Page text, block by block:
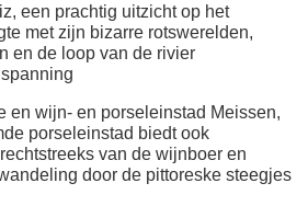
een prachtig uitzicht op het
met zijn bizarre rotswerelden,
en de loop van de rivier
en wijn- en porseleinstad Meissen,
porseleinstad biedt ook
van de wijnboer en
door de pittoreske steegjes